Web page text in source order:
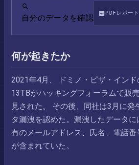
自分のデータを確認
PDFレポー
何が起きたか
2021年4月、 ドミノ・ピザ・イン
13TBがハッキングフォーラムで販
見された。 その後、同社は3月に発
タ漏洩を認めた。漏洩したデータ
有のメールアドレス、氏名、電話
が含まれていた。